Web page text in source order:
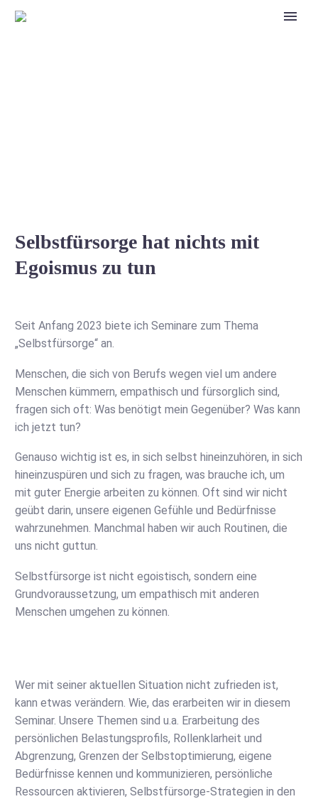
Selbstfürsorge hat nichts mit
Egoismus zu tun
Seit Anfang 2023 biete ich Seminare zum Thema
„Selbstfürsorge“ an.
Menschen, die sich von Berufs wegen viel um andere
Menschen kümmern, empathisch und fürsorglich sind,
fragen sich oft: Was benötigt mein Gegenüber? Was kann
ich jetzt tun?
Genauso wichtig ist es, in sich selbst hineinzuhören, in sich
hineinzuspüren und sich zu fragen, was brauche ich, um
mit guter Energie arbeiten zu können. Oft sind wir nicht
geübt darin, unsere eigenen Gefühle und Bedürfnisse
wahrzunehmen. Manchmal haben wir auch Routinen, die
uns nicht guttun.
Selbstfürsorge ist nicht egoistisch, sondern eine
Grundvoraussetzung, um empathisch mit anderen
Menschen umgehen zu können.
Wer mit seiner aktuellen Situation nicht zufrieden ist,
kann etwas verändern. Wie, das erarbeiten wir in diesem
Seminar. Unsere Themen sind u.a. Erarbeitung des
persönlichen Belastungsprofils, Rollenklarheit und
Abgrenzung, Grenzen der Selbstoptimierung, eigene
Bedürfnisse kennen und kommunizieren, persönliche
Ressourcen aktivieren, Selbstfürsorge-Strategien in den